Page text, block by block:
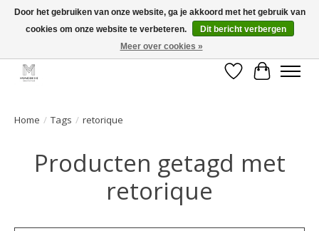
GRATIS verzending vanaf €50 voor BE - €75 voor NL - After pay mogelijk!
Verlanglijst
Home / Tags / retorique
Producten getagd met
retorique
Door het gebruiken van onze website, ga je akkoord met het gebruik van
cookies om onze website te verbeteren.
Dit bericht verbergen
Meer over cookies »